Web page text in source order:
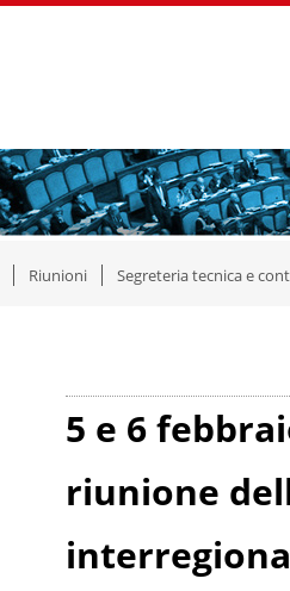
Riunioni Segreteria tecnica e
5 e 6
riunione